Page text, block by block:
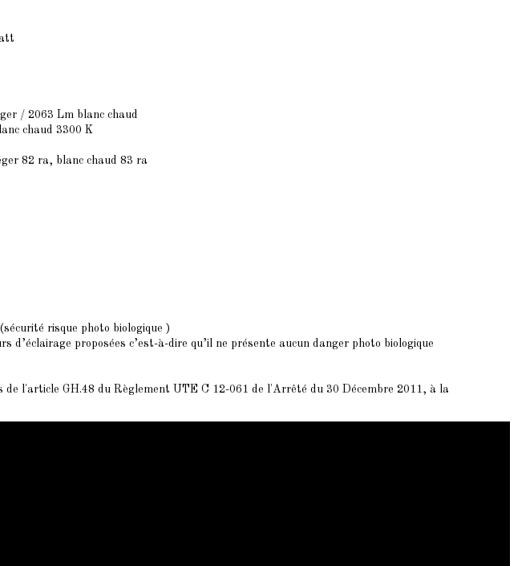
/ 2063 Lm blanc chaud
chaud 3300 K
82 ra, blanc chaud 83 ra
risque photo biologique )
d’éclairage proposées c’est-à-dire qu’il ne présente aucun danger photo biologique
de l'article GH.48 du Règlement UTE C 12-061 de l'Arrêté du 30 Décembre 2011, à la